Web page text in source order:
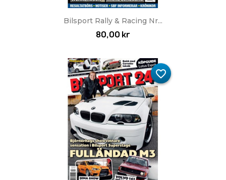
Bilsport Rally & Racing Nr...
80,00 kr
favorite_border